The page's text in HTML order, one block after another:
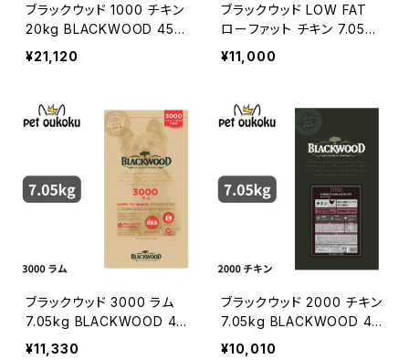
ブラックウッド 1000 チキン
20kg BLACKWOOD 456
2210501013
¥21,120
ブラックウッド LOW FAT
ローファット チキン 7.05kg
BLACKWOOD 45622105
01266
¥11,000
ブラックウッド 3000 ラム
7.05kg BLACKWOOD 45
62210501259
¥11,330
ブラックウッド 2000 チキン
7.05kg BLACKWOOD 45
62210501242
¥10,010